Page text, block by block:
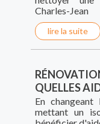
Charles-Jean
lire la suite
QUELLES
En
mettant un